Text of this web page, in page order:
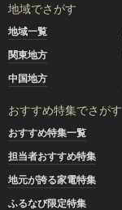
地域でさがす
地域一覧
関東地方
中国地方
おすすめ特集でさがす
おすすめ特集一覧
担当者おすすめ特集
地元が誇る家電特集
ふるなび限定特集